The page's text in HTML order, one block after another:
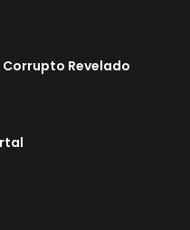
Corrupto Revelado